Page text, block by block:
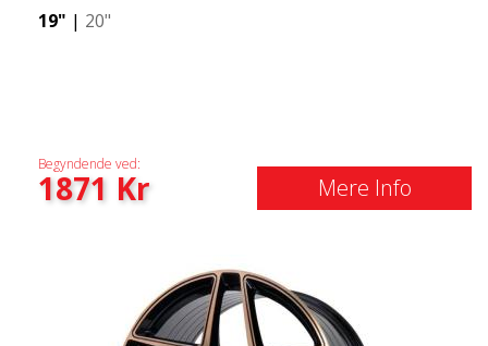
19" | 20"
Begyndende ved:
1871 Kr Mere Info